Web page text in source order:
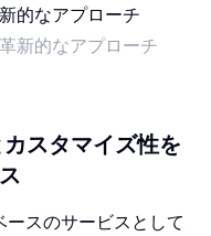
新的なアプローチ
スタマイズ性を
スのサービスとして